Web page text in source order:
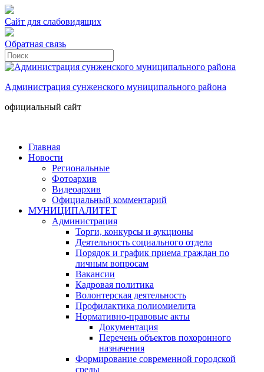
Сайт для слабовидящих
Обратная связь
Администрация сунженского муниципального района
официальный сайт
Главная
Новости
Региональные
Фотоархив
Видеоархив
Официальный комментарий
МУНИЦИПАЛИТЕТ
Администрация
Торги, конкурсы и аукционы
Деятельность социального отдела
Порядок и график приема граждан по
личным вопросам
Вакансии
Кадровая политика
Волонтерская деятельность
Профилактика полиомиелита
Нормативно-правовые акты
Документация
Перечень объектов похоронного
назначения
Формирование современной городской
среды